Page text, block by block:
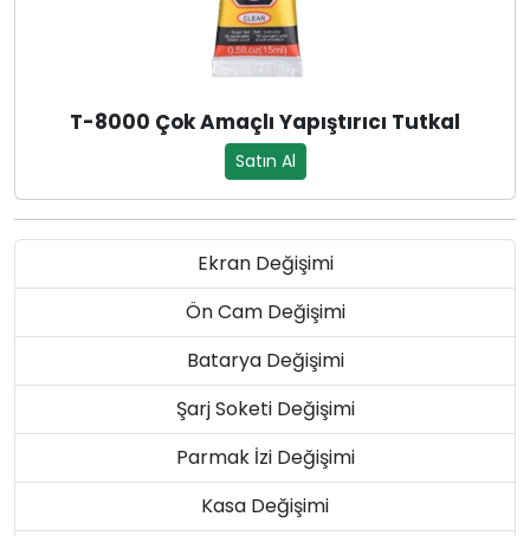
T-8000 Çok Amaçlı Yapıştırıcı Tutkal
Satın Al
Ekran Değişimi
Ön Cam Değişimi
Batarya Değişimi
Şarj Soketi Değişimi
Parmak İzi Değişimi
Kasa Değişimi